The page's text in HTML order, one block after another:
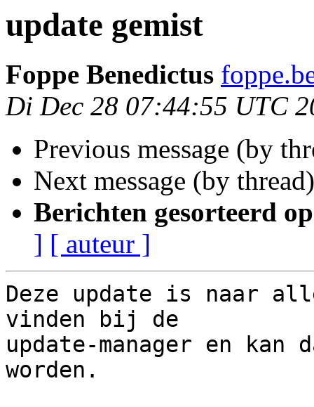
update gemist
Foppe Benedictus
Di Dec 28 07:44:55 UTC
Previous message (by
Next message (by
Berichten gesorteerd
] [ auteur ]
Deze update is naar
vinden bij de
update-manager en kan
worden.